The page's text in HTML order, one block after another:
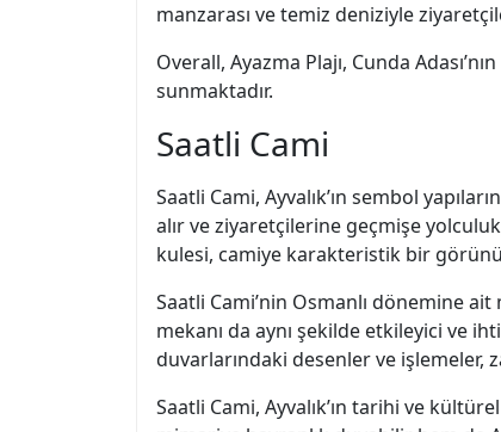
manzarası ve temiz deniziyle
Overall, Ayazma Plajı, Cunda
sunmaktadır.
Saatli Cami
Saatli Cami, Ayvalık’ın sembol
alır ve ziyaretçilerine geçmişe
kulesi, camiye karakteristik bir
Saatli Cami’nin Osmanlı dönemine
mekanı da aynı şekilde etkileyici ve
duvarlarındaki desenler ve işlemeler,
Saatli Cami, Ayvalık’ın tarihi ve